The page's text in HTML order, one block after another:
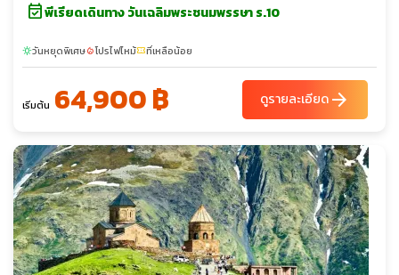
event_availableพีเรียดเดินทาง วันเฉลิมพระชนมพรรษา ร.10
sunnyวันหยุดพิเศษlocal_fire_departmentโปรไฟไหม้confirmation_numberที่เหลือน้อย
เริ่มต้น 64,900 ฿ ดูรายละเอียดarrow_forward